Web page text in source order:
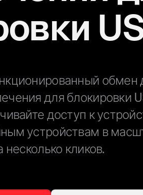
для блокировки
доступ к
устройствам в
несколько кликов.